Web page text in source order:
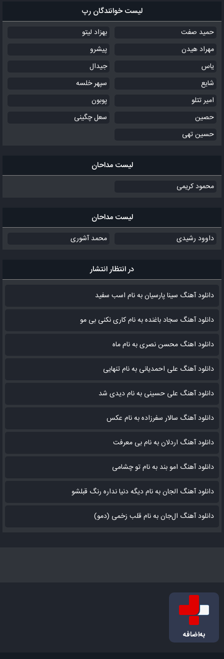
لیست خوانندگان رپ
حمید صفت
بهزاد لیتو
مهراد هیدن
پیشرو
یاس
جیدال
شایع
سپهر خلسه
امیر تتلو
پوبون
حصین
سعل چگینی
حسین تهی
لیست مداحان
محمود کریمی
لیست مداحان
داوود رشیدی محمد آشوری
در انتظار انتشار
دانلود آهنگ سینا پارسیان به نام اسب سفید
دانلود آهنگ سجاد باغنده به نام کاری نکنی بی مو
دانلود اهنگ محسن نصری به نام‌ ماه
دانلود آهنگ علی احمدیانی به نام تنهایی
دانلود آهنگ علی حسینی به نام دیدی شد
دانلود آهنگ سالار سفرزاده به نام عکس
دانلود آهنگ اردلان به نام بی معرفت
دانلود آهنگ امو بند به نام تو چشامی
دانلود آهنگ الجان به نام دیگه دنیا نداره رنگ قبلشو
دانلود آهنگ ال‌جان به نام قلب زخمی (دمو)
به‌اضافه